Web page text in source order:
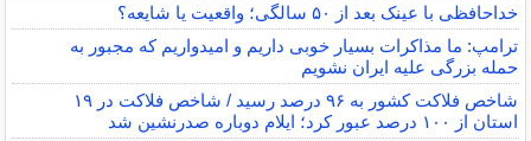
خداحافظی با عینک بعد از ۵۰ سالگی؛ واقعیت یا شایعه؟
ترامپ: ما مذاکرات بسیار خوبی داریم و امیدواریم که مجبور به
حمله بزرگی علیه ایران نشویم
شاخص فلاکت کشور به ۹۶ درصد رسید / شاخص فلاکت در ۱۹
استان از ۱۰۰ درصد عبور کرد؛ ایلام دوباره صدرنشین شد